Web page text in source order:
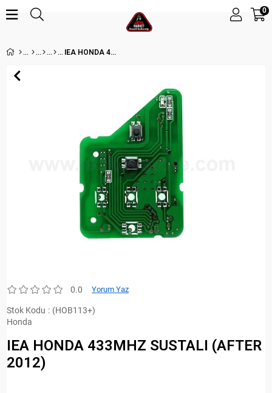
0
IEA HONDA 433MHZ SUSTALI (AFTER 2012)
0.0 Yorum Yaz
Stok Kodu
(HOB113+)
Honda
IEA HONDA 433MHZ SUSTALI (AFTER
2012)